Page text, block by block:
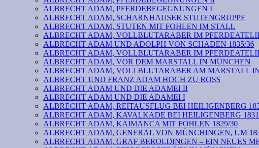
ALBRECHT ADAM, PFERDEBEGEGNUNGEN I
ALBRECHT ADAM, SCHARNHAUSER STUTENGRUPPE
ALBRECHT ADAM, STUTEN MIT FOHLEN IM STALL
ALBRECHT ADAM, VOLLBLUTARABER IM
ALBRECHT ADAM UND ADOLPH VON SCHADEN 1835/36
ALBRECHT ADAM, VOLLBLUTARABER IM
ALBRECHT ADAM, VOR DEM MARSTALL IN MÜNCHEN
ALBRECHT ADAM, VOLLBLUTARABER AM MARSTALL
ALBRECHT UND FRANZ ADAM HOCH ZU ROSS
ALBRECHT ADAM UND DIE ADAMEI II
ALBRECHT ADAM UND DIE ADAMEI I
ALBRECHT ADAM, REITAUSFLUG BEI HEILIGENBERG
ALBRECHT ADAM, KAVALKADE BEI HEILIGENBERG 1831
ALBRECHT ADAM, KAIMANCA MIT FOHLEN 1829/30
ALBRECHT ADAM, GENERAL VON MÜNCHINGEN, UM
ALBRECHT ADAM, GRAF BEROLDINGEN – EIN NEUES